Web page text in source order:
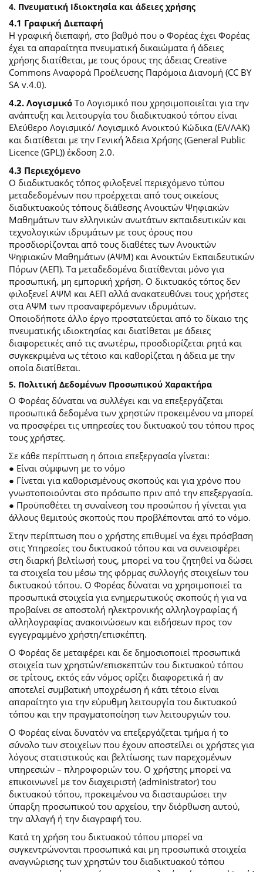
4. Πνευματική Ιδιοκτησία και άδειες χρήσης
4.1 Γραφική Διεπαφή
Η γραφική διεπαφή, στο βαθμό που ο Φορέας έχει Φορέας
έχει τα απαραίτητα πνευματική δικαιώματα ή άδειες
χρήσης διατίθεται, με τους όρους της άδειας Creative
Commons Αναφορά Προέλευσης Παρόμοια Διανομή (CC BY
SA v.4.0).
4.2. ΛογισμικόΤο Λογισμικό που χρησιμοποιείται για την
ανάπτυξη και λειτουργία του διαδικτυακού τόπου είναι
Ελεύθερο Λογισμικό/ Λογισμικό Ανοικτού Κώδικα (ΕΛ/ΛΑΚ)
και διατίθεται με την Γενική Άδεια Χρήσης (General Public
Licence (GPL)) έκδοση 2.0.
4.3 Περιεχόμενο
O διαδικτυακός τόπος φιλοξενεί περιεχόμενο τύπου
μεταδεδομένων που προέρχεται από τους οικείους
διαδικτυακούς τόπους διάθεσης Ανοικτών Ψηφιακών
Μαθημάτων των ελληνικών ανωτάτων εκπαιδευτικών και
τεχνολογικών ιδρυμάτων με τους όρους που
προσδιορίζονται από τους διαθέτες των Ανοικτών
Ψηφιακών Μαθημάτων (ΑΨΜ) και Ανοικτών Εκπαιδευτικών
Πόρων (ΑΕΠ). Τα μεταδεδομένα διατίθενται μόνο για
προσωπική, μη εμπορική χρήση. Ο δικτυακός τόπος δεν
φιλοξενεί ΑΨΜ και ΑΕΠ αλλά ανακατευθύνει τους χρήστες
στα ΑΨΜ των προαναφερόμενων ιδρυμάτων.
Οποιοδήποτε άλλο έργο προστατεύεται από το δίκαιο της
πνευματικής ιδιοκτησίας και διατίθεται με άδειες
διαφορετικές από τις ανωτέρω, προσδιορίζεται ρητά και
συγκεκριμένα ως τέτοιο και καθορίζεται η άδεια με την
οποία διατίθεται.
5. Πολιτική Δεδομένων Προσωπικού Χαρακτήρα
Ο Φορέας δύναται να συλλέγει και να επεξεργάζεται
προσωπικά δεδομένα των χρηστών προκειμένου να μπορεί
να προσφέρει τις υπηρεσίες του δικτυακού του τόπου προς
τους χρήστες.
Σε κάθε περίπτωση η όποια επεξεργασία γίνεται:
● Είναι σύμφωνη με το νόμο
● Γίνεται για καθορισμένους σκοπούς και για χρόνο που
γνωστοποιούνται στο πρόσωπο πριν από την επεξεργασία.
● Προϋποθέτει τη συναίνεση του προσώπου ή γίνεται για
άλλους θεμιτούς σκοπούς που προβλέπονται από το νόμο.
Στην περίπτωση που ο χρήστης επιθυμεί να έχει πρόσβαση
στις Υπηρεσίες του δικτυακού τόπου και να συνεισφέρει
στη διαρκή βελτίωσή τους, μπορεί να του ζητηθεί να δώσει
τα στοιχεία του μέσω της φόρμας συλλογής στοιχείων του
δικτυακού τόπου. Ο Φορέας δύναται να χρησιμοποιεί τα
προσωπικά στοιχεία για ενημερωτικούς σκοπούς ή για να
προβαίνει σε αποστολή ηλεκτρονικής αλληλογραφίας ή
αλληλογραφίας ανακοινώσεων και ειδήσεων προς τον
εγγεγραμμένο χρήστη/επισκέπτη.
Ο Φορέας δε μεταφέρει και δε δημοσιοποιεί προσωπικά
στοιχεία των χρηστών/επισκεπτών του δικτυακού τόπου
σε τρίτους, εκτός εάν νόμος ορίζει διαφορετικά ή αν
αποτελεί συμβατική υποχρέωση ή κάτι τέτοιο είναι
απαραίτητο για την εύρυθμη λειτουργία του δικτυακού
τόπου και την πραγματοποίηση των λειτουργιών του.
Ο Φορέας είναι δυνατόν να επεξεργάζεται τμήμα ή το
σύνολο των στοιχείων που έχουν αποστείλει οι χρήστες για
λόγους στατιστικούς και βελτίωσης των παρεχομένων
υπηρεσιών – πληροφοριών του. Ο χρήστης μπορεί να
επικοινωνεί με τον διαχειριστή (administrator) του
δικτυακού τόπου, προκειμένου να διασταυρώσει την
ύπαρξη προσωπικού του αρχείου, την διόρθωση αυτού,
την αλλαγή ή την διαγραφή του.
Κατά τη χρήση του δικτυακού τόπου μπορεί να
συγκεντρώνονται προσωπικά και μη προσωπικά στοιχεία
αναγνώρισης των χρηστών του διαδικτυακού τόπου